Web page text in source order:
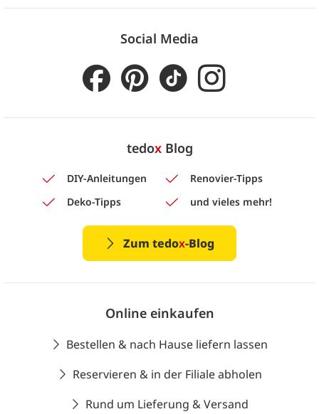
Social Media
tedoxBlog
DIY-Anleitungen
Renovier-Tipps
Deko-Tipps
und vieles mehr!
Zum tedox-Blog
Online einkaufen
Bestellen & nach Hause liefern lassen
Reservieren & in der Filiale abholen
Rund um Lieferung & Versand